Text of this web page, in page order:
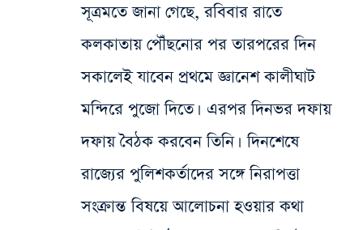
সূত্রমতে জানা গেছে, রবিবার রাতে
কলকাতায় পৌঁছনোর পর তারপরের দিন
সকালেই যাবেন প্রথমে জ্ঞানেশ কালীঘাট
মন্দিরে পুজো দিতে। এরপর দিনভর দফায়
দফায় বৈঠক করবেন তিনি। দিনশেষে
রাজ্যের পুলিশকর্তাদের সঙ্গে নিরাপত্তা
সংক্রান্ত বিষয়ে আলোচনা হওয়ার কথা